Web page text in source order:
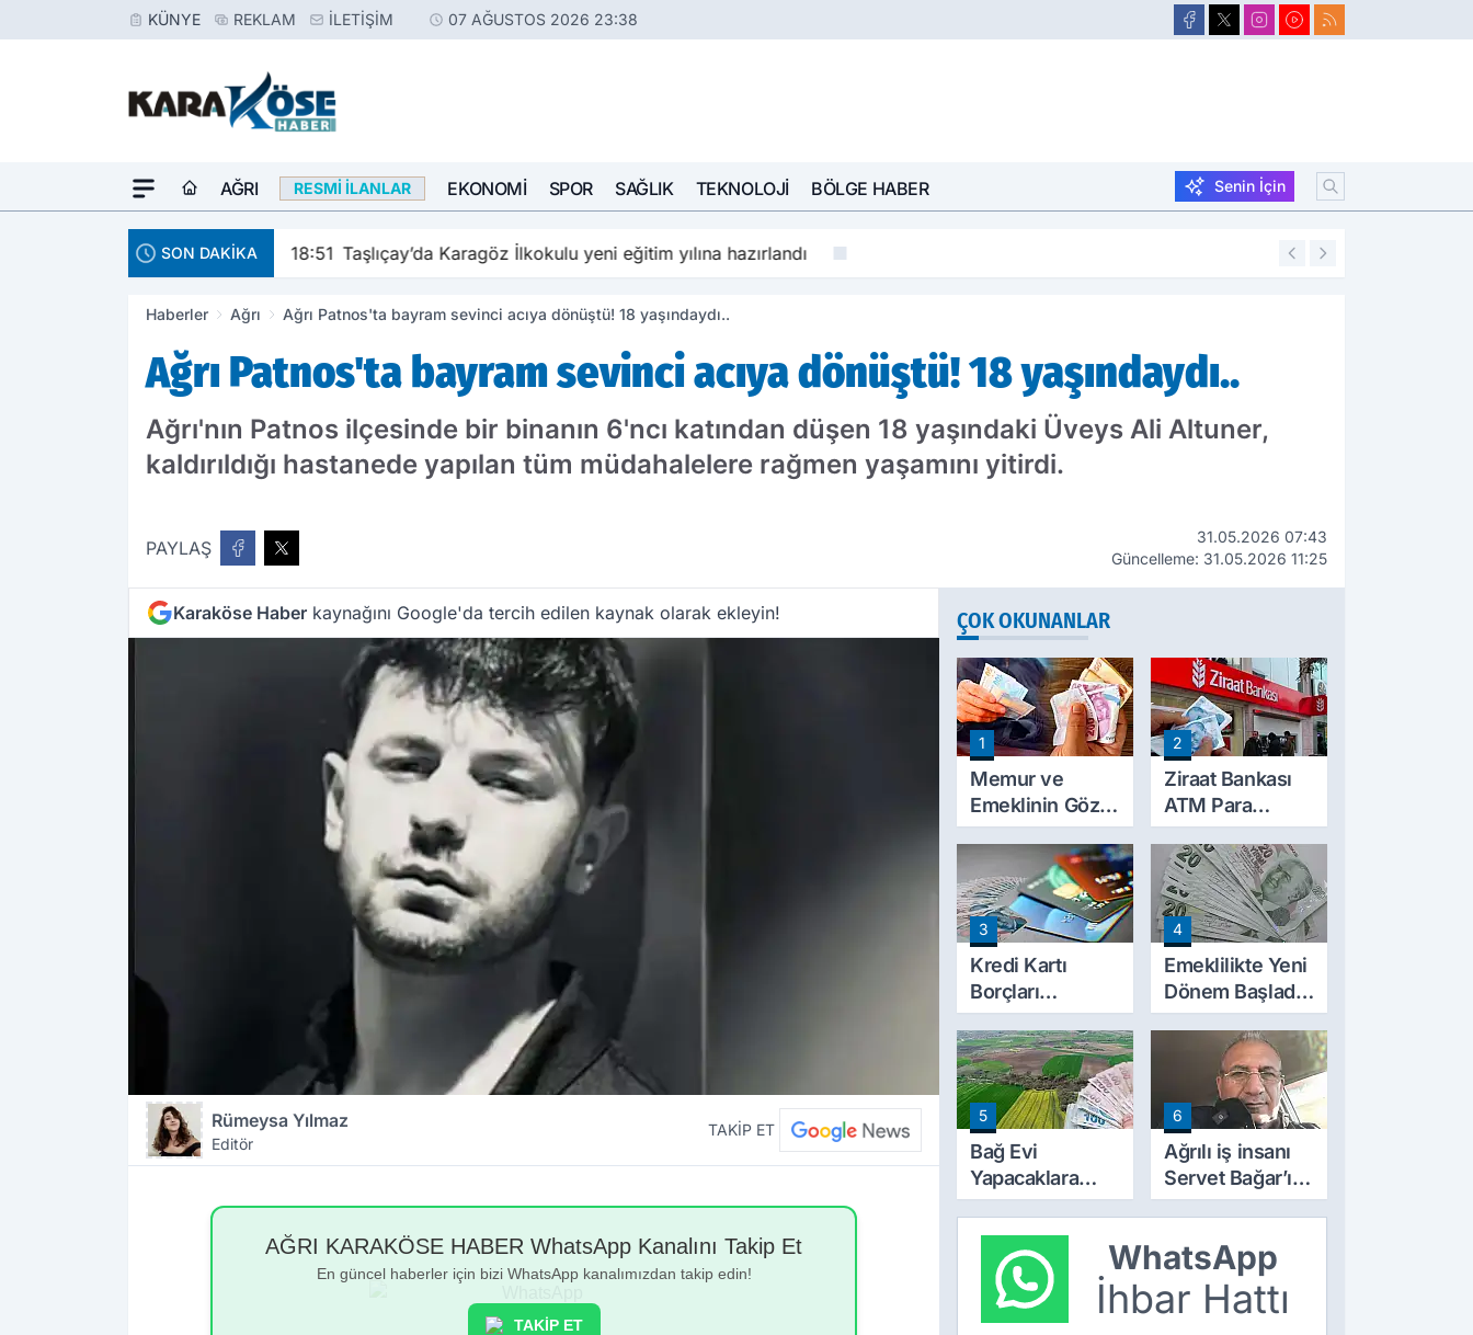
KÜNYE REKLAM İLETIŞIM 07 AĞUSTOS 2026 23:38
AĞRI RESMI İLANLAR EKONOMI SPOR SAĞLIK TEKNOLOJI BÖLGE HABER Senin İçin
SON DAKİKA 18:51 Taşlıçay’da Karagöz İlkokulu yeni eğitim yılına hazırlandı 18:43
Haberler Ağrı Ağrı Patnos'ta bayram sevinci acıya dönüştü! 18 yaşındaydı..
Ağrı Patnos'ta bayram sevinci acıya dönüştü! 18 yaşındaydı..
Ağrı'nın Patnos ilçesinde bir binanın 6'ncı katından düşen 18 yaşındaki Üveys Ali Altuner,
kaldırıldığı hastanede yapılan tüm müdahalelere rağmen yaşamını yitirdi.
PAYLAŞ
31.05.2026 07:43
Güncelleme: 31.05.2026 11:25
Karaköse Haber kaynağını Google'da tercih edilen kaynak olarak ekleyin!
Rümeysa Yılmaz
Editör
TAKİP ET
AĞRI KARAKÖSE HABER WhatsApp Kanalını Takip Et
En güncel haberler için bizi WhatsApp kanalımızdan takip edin!
TAKİP ET
ÇOK OKUNANLAR
1
Memur ve
Emeklinin Gözü
Ocak
Zammında: İlk
Hesaplamalar
Belli Olmaya
Başladı
2
Ziraat Bankası
ATM Para
Çekme Limitini
Artırdı: Günlük
Ücretsiz Limit
30 Bin TL Oldu
3
Kredi Kartı
Borçları
Silinecek mi?
TBMM'ye
Sunulan
Tekliflerin
Ayrıntıları Belli
Oldu
4
Emeklilikte Yeni
Dönem Başladı!
SGK'dan E-
Devlet Hamlesi
5
Bağ Evi
Yapacaklara
Yeni Dönem:
Tarım
Arazilerinde
Yapılaşma
Şartları Değişti
6
Ağrılı iş insanı
Servet Bağar’ın
acı günü
WhatsApp
İhbar Hattı